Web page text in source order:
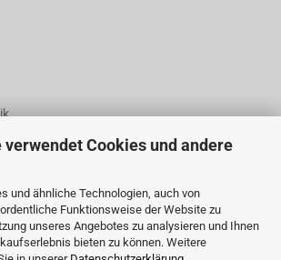
verwendet Cookies und andere
und ähnliche Technologien, auch von
Funktionsweise der Website zu
unseres Angebotes zu analysieren und Ihnen
bieten zu können. Weitere
technik.de
876